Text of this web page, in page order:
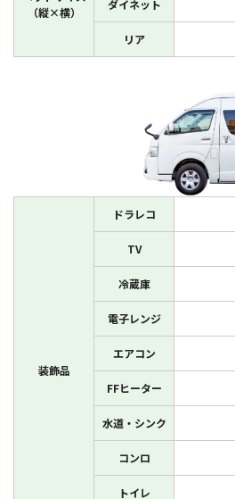
（縦×横）
ダイネット
リア
装飾品
ドラレコ
TV
冷蔵庫
電子レンジ
エアコン
FFヒーター
水道・シンク
コンロ
トイレ